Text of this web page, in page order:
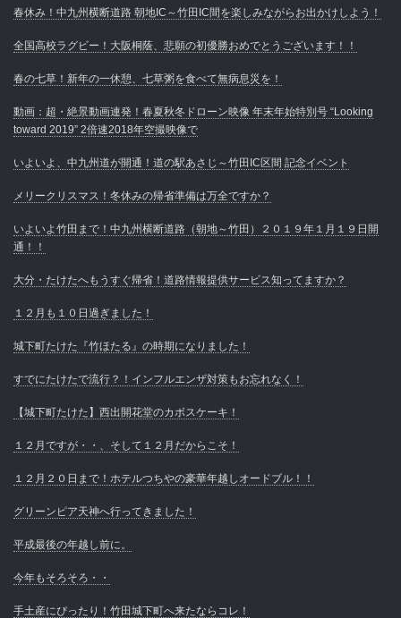
春休み！中九州横断道路 朝地IC～竹田IC間を楽しみながらお出かけしよう！
全国高校ラグビー！大阪桐蔭、悲願の初優勝おめでとうございます！！
春の七草！新年の一休憩、七草粥を食べて無病息災を！
動画：超・絶景動画連発！春夏秋冬ドローン映像 年末年始特別号 “Looking
toward 2019” 2倍速2018年空撮映像で
いよいよ、中九州道が開通！道の駅あさじ～竹田IC区間 記念イベント
メリークリスマス！冬休みの帰省準備は万全ですか？
いよいよ竹田まで！中九州横断道路（朝地～竹田）２０１９年１月１９日開
通！！
大分・たけたへもうすぐ帰省！道路情報提供サービス知ってますか？
１２月も１０日過ぎました！
城下町たけた『竹ほたる』の時期になりました！
すでにたけたで流行？！インフルエンザ対策もお忘れなく！
【城下町たけた】西出開花堂のカボスケーキ！
１２月ですが・・、そして１２月だからこそ！
１２月２０日まで！ホテルつちやの豪華年越しオードブル！！
グリーンピア天神へ行ってきました！
平成最後の年越し前に。
今年もそろそろ・・
手土産にぴったり！竹田城下町へ来たならコレ！